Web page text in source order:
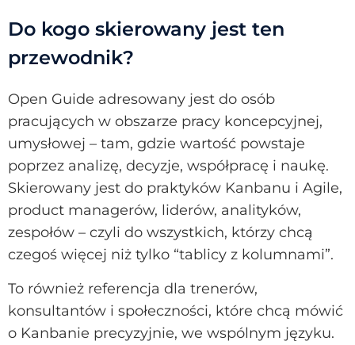
Do kogo skierowany jest ten
przewodnik?
Open Guide adresowany jest do osób
pracujących w obszarze pracy koncepcyjnej,
umysłowej – tam, gdzie wartość powstaje
poprzez analizę, decyzje, współpracę i naukę.
Skierowany jest do praktyków Kanbanu i Agile,
product managerów, liderów, analityków,
zespołów – czyli do wszystkich, którzy chcą
czegoś więcej niż tylko “tablicy z kolumnami”.
To również referencja dla trenerów,
konsultantów i społeczności, które chcą mówić
o Kanbanie precyzyjnie, we wspólnym języku.